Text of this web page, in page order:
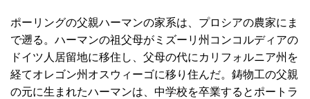
ポーリングの父親ハーマンの家系は、プロシアの農家にま
で遡る。ハーマンの祖父母がミズーリ州コンコルディアの
ドイツ人居留地に移住し、父母の代にカリフォルニア州を
経てオレゴン州オスウィーゴに移り住んだ。鋳物工の父親
の元に生まれたハーマンは、中学校を卒業するとポートラ